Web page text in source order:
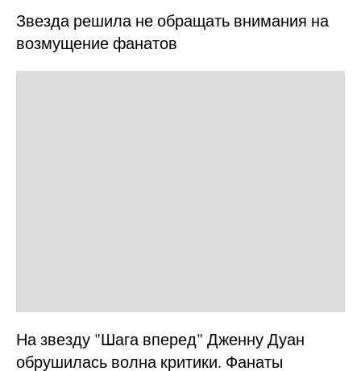
Звезда решила не обращать внимания на
возмущение фанатов
На звезду "Шага вперед" Дженну Дуан
обрушилась волна критики. Фанаты